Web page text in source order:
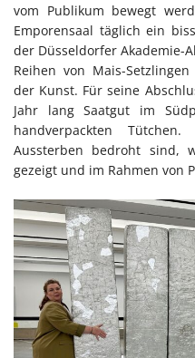
vom Publikum bewegt
Emporensaal täglich ein
der Düsseldorfer Akademie-
Reihen von Mais-
der Kunst. Für seine
Jahr lang Saatgut im
handverpackten
Aussterben bedroht sind,
gezeigt und im Rahmen von